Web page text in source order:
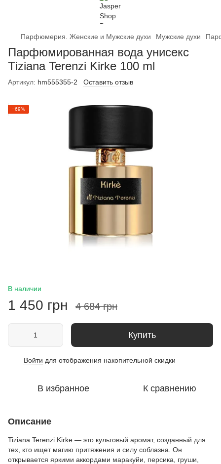
Парфюмерия. Женские и Мужские духи Мужские духи
Парфюмированная вода унисекс
Tіzіаnа Terеnzі Kіrkе 100 ml
Артикул: hm555355-2 Оставить отзыв
−69%
В наличии
1 450 грн 4 684 грн
Купить
Войти для отображения накопительной скидки
В избранное К сравнению
Описание
Tiziana Terenzi Kirke — это культовый аромат, созданный для
тех, кто ищет магию притяжения и силу соблазна. Он
открывается яркими аккордами маракуйи, персика, груши,